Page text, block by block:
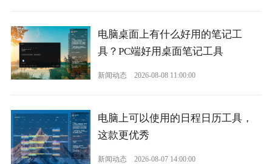
电脑桌面上有什么好用的笔记工
具？PC端好用桌面笔记工具
新闻动态 2026-08-08 11:00:00
电脑上可以使用的日程日历工具，
这款更优秀
新闻动态 2026-08-07 14:00:00